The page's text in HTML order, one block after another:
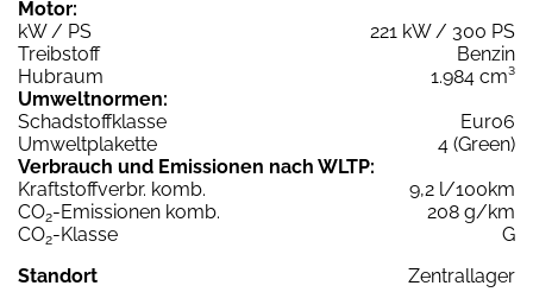
Motor:
kW / PS
221 kW / 300 PS
Treibstoff
Benzin
Hubraum
1.984 cm³
Umweltnormen:
Schadstoffklasse
Euro6
Umweltplakette
4 (Green)
Verbrauch und Emissionen nach WLTP:
Kraftstoffverbr. komb.
9,2 l/100km
CO2-Emissionen komb.
208 g/km
CO2-Klasse
G
Standort
Zentrallager